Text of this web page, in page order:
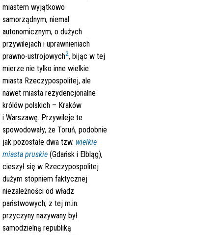
miastem wyjątkowo
samorządnym, niemal
autonomicznym, o dużych
przywilejach i uprawnieniach
prawno-ustrojowych2, bijąc w tej
mierze nie tylko inne wielkie
miasta Rzeczypospolitej, ale
nawet miasta rezydencjonalne
królów polskich – Kraków
i Warszawę. Przywileje te
spowodowały, że Toruń, podobnie
jak pozostałe dwa tzw. wielkie
miasta pruskie (Gdańsk i Elbląg),
cieszył się w Rzeczypospolitej
dużym stopniem faktycznej
niezależności od władz
państwowych; z tej m.in.
przyczyny nazywany był
samodzielną republiką